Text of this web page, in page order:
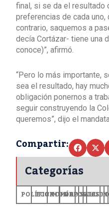
final, si se da el resultado
preferencias de cada uno,
contrario, saquemos a
decía Cortázar- tiene una
conoce)”, afirmó.
“Pero lo más importante,
sea el resultado, hay
obligación ponernos a
seguir construyendo la
queremos”, dijo el
Compartir:
Categorías
POLÍTICA
ECONOMÍA
MUNDODEPORTES
SALUD